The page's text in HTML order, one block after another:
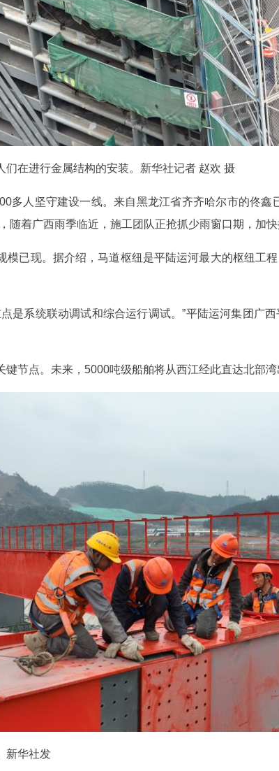
在进行金属结构的安装。新华社记者 赵欢 摄
多人坚守建设一线。来自黑龙江省齐齐哈尔市的佟鑫
随着广西雨季临近，施工团队正抢抓少雨窗口期，加快
模已现。据介绍，马道枢纽是平陆运河最大的枢纽工
是系统联动调试和综合运行调试。”平陆运河集团广
节点。未来，5000吨级船舶将从西江经此直达北部湾
新华社发